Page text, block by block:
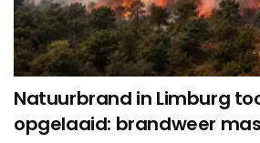
Natuurbrand in Limburg
opgelaaid: brandweer